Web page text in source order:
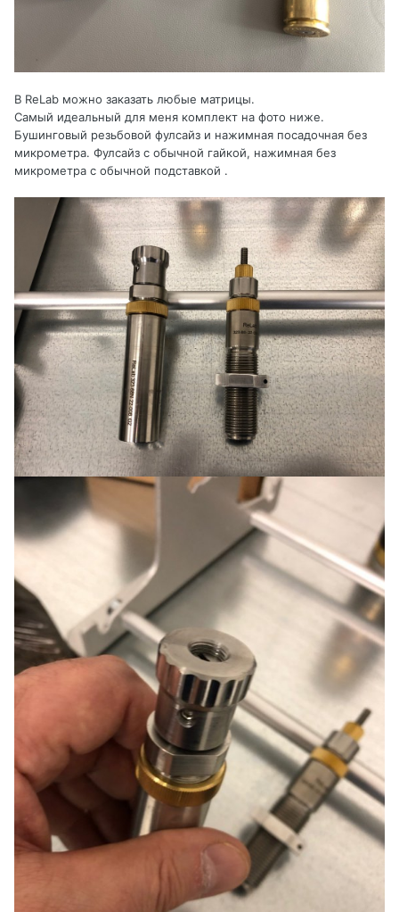
В ReLab можно заказать любые матрицы.
Самый идеальный для меня комплект на фото ниже.
Бушинговый резьбовой фулсайз и нажимная посадочная без
микрометра. Фулсайз с обычной гайкой, нажимная без
микрометра с обычной подставкой .